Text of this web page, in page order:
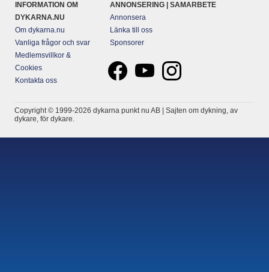
INFORMATION OM
DYKARNA.NU
Om dykarna.nu
Vanliga frågor och svar
Medlemsvillkor &
Cookies
Kontakta oss
ANNONSERING | SAMARBETE
Annonsera
Länka till oss
Sponsorer
Copyright © 1999-2026 dykarna punkt nu AB | Sajten om dykning, av
dykare, för dykare.